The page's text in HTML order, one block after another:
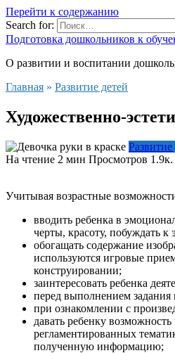
Перейти к содержанию
Search for:
Подготовка дошкольников к
О развитии и воспитании
Главная » Развитие детей
Художественно-
Развитие
На чтение 2 мин Просмотров 1.9к.
Учитывая возрастные
вводить ребенка в
черты, красоту, побуждать
обогащать содержание
используются игровые
конструировании;
заинтересовать ребенка
перед выполнением
при ознакомлении с
давать ребенку
регламентированных
полученную информацию;